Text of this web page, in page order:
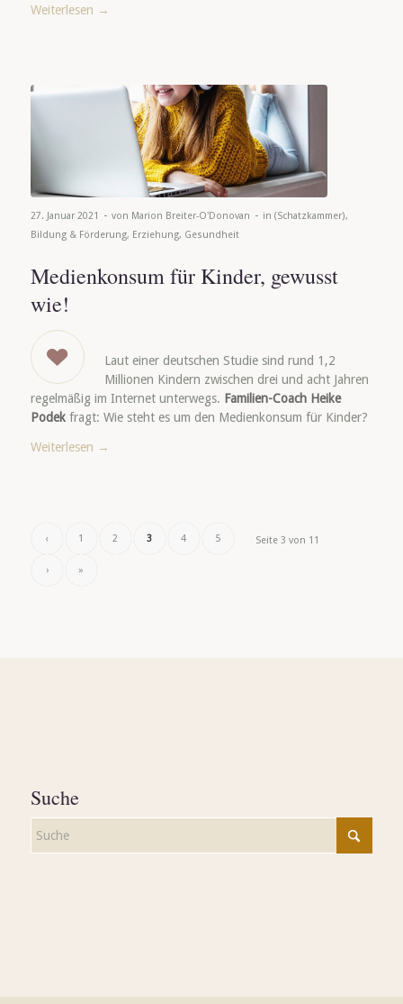
Weiterlesen →
27. Januar 2021 - von Marion Breiter-O'Donovan - in (Schatzkammer),
Bildung & Förderung, Erziehung, Gesundheit
Medienkonsum für Kinder, gewusst
wie!
Laut einer deutschen Studie sind rund 1,2
Millionen Kindern zwischen drei und acht Jahren
regelmäßig im Internet unterwegs. Familien-Coach Heike
Podekfragt: Wie steht es um den Medienkonsum für Kinder?
Weiterlesen →
Seite 3 von 11
‹ 1 2 3 4 5
› »
Suche